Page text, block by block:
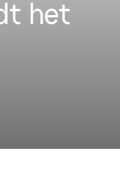
het